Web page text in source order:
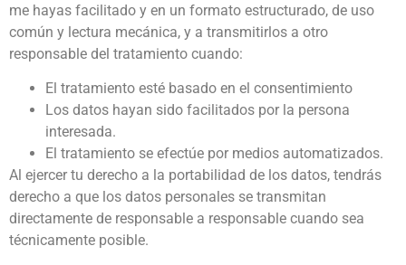
me hayas facilitado y en un formato estructurado, de uso
común y lectura mecánica, y a transmitirlos a otro
responsable del tratamiento cuando:
El tratamiento esté basado en el consentimiento
Los datos hayan sido facilitados por la persona
interesada.
El tratamiento se efectúe por medios automatizados.
Al ejercer tu derecho a la portabilidad de los datos, tendrás
derecho a que los datos personales se transmitan
directamente de responsable a responsable cuando sea
técnicamente posible.